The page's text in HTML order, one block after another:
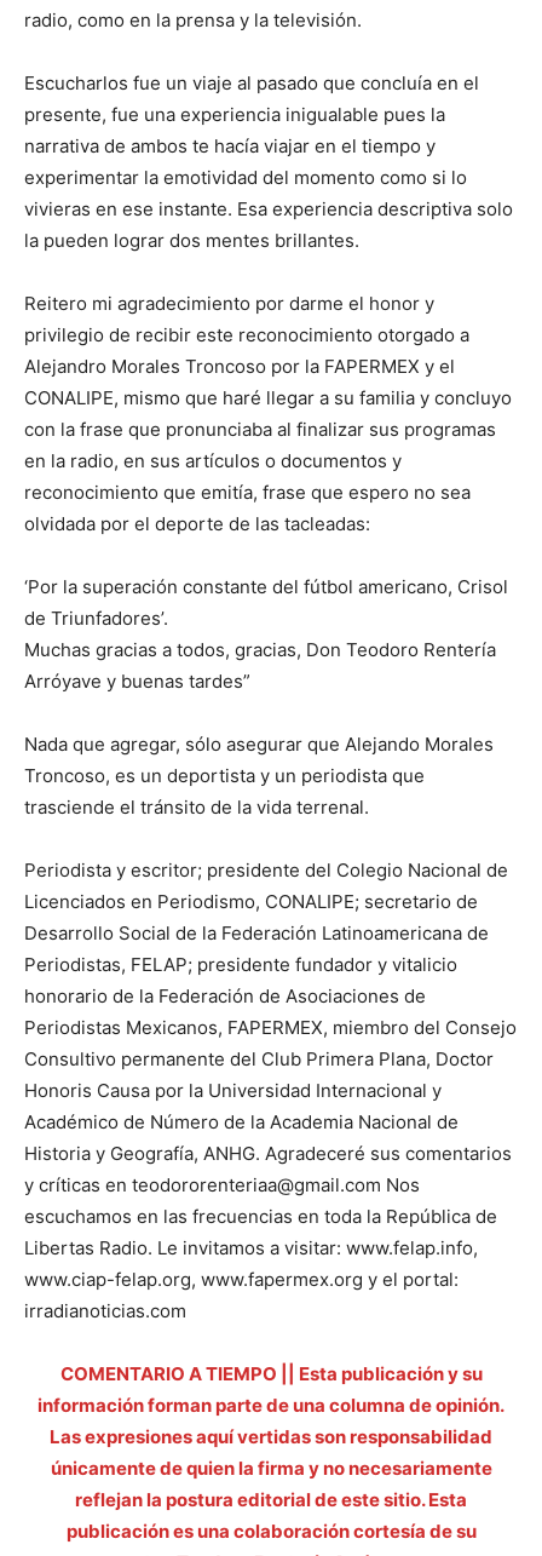
radio, como en la prensa y la televisión.
Escucharlos fue un viaje al pasado que concluía en el
presente, fue una experiencia inigualable pues la
narrativa de ambos te hacía viajar en el tiempo y
experimentar la emotividad del momento como si lo
vivieras en ese instante. Esa experiencia descriptiva solo
la pueden lograr dos mentes brillantes.
Reitero mi agradecimiento por darme el honor y
privilegio de recibir este reconocimiento otorgado a
Alejandro Morales Troncoso por la FAPERMEX y el
CONALIPE, mismo que haré llegar a su familia y concluyo
con la frase que pronunciaba al finalizar sus programas
en la radio, en sus artículos o documentos y
reconocimiento que emitía, frase que espero no sea
olvidada por el deporte de las tacleadas:
‘Por la superación constante del fútbol americano, Crisol
de Triunfadores’.
Muchas gracias a todos, gracias, Don Teodoro Rentería
Arróyave y buenas tardes”
Nada que agregar, sólo asegurar que Alejando Morales
Troncoso, es un deportista y un periodista que
trasciende el tránsito de la vida terrenal.
Periodista y escritor; presidente del Colegio Nacional de
Licenciados en Periodismo, CONALIPE; secretario de
Desarrollo Social de la Federación Latinoamericana de
Periodistas, FELAP; presidente fundador y vitalicio
honorario de la Federación de Asociaciones de
Periodistas Mexicanos, FAPERMEX, miembro del Consejo
Consultivo permanente del Club Primera Plana, Doctor
Honoris Causa por la Universidad Internacional y
Académico de Número de la Academia Nacional de
Historia y Geografía, ANHG. Agradeceré sus comentarios
y críticas en teodororenteriaa@gmail.com Nos
escuchamos en las frecuencias en toda la República de
Libertas Radio. Le invitamos a visitar: www.felap.info,
www.ciap-felap.org, www.fapermex.org y el portal:
irradianoticias.com
COMENTARIO A TIEMPO || Esta publicación y su
información forman parte de una columna de opinión.
Las expresiones aquí vertidas son responsabilidad
únicamente de quien la firma y no necesariamente
reflejan la postura editorial de este sitio. Esta
publicación es una colaboración cortesía de su